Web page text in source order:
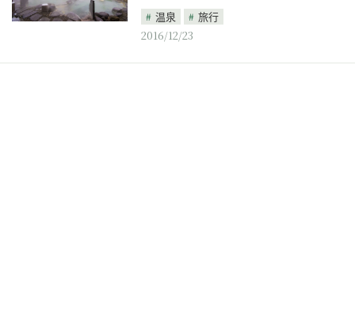
温泉
旅行
2016/12/23